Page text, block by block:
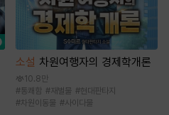
소설 차원여행자의 경제학개론
10.8만
#통쾌함 #재벌물 #현대판타지
#차원이동물 #사이다물